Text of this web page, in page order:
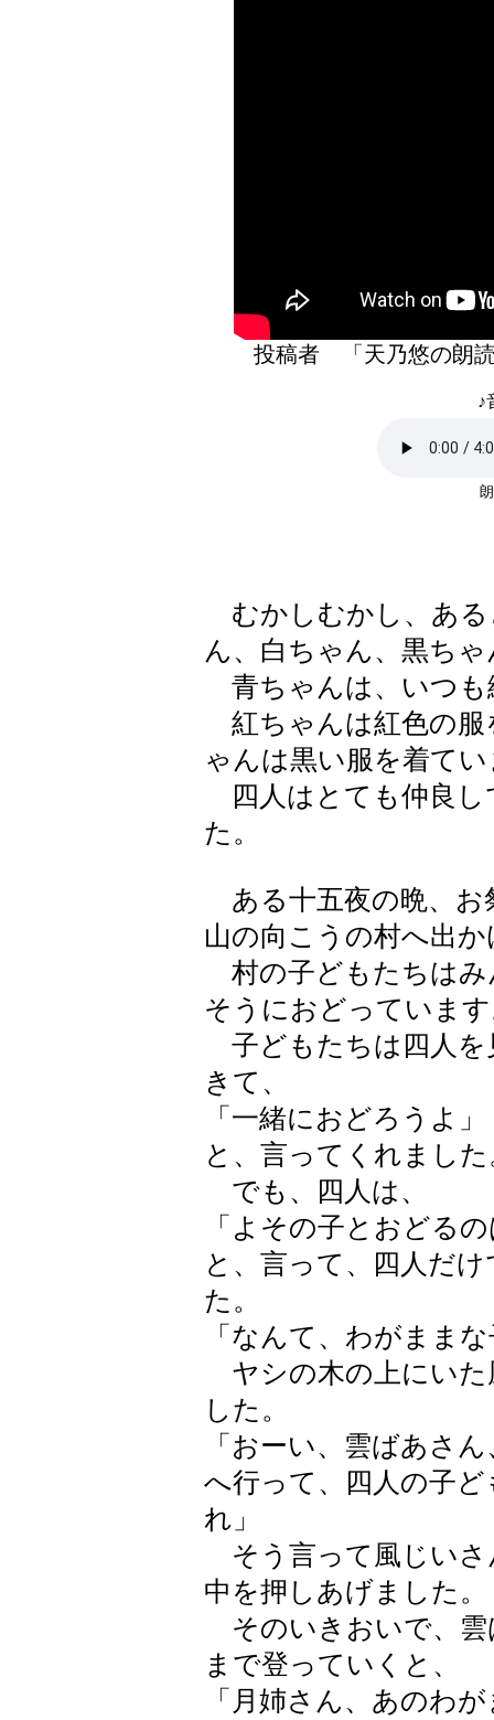
投稿者 「天乃悠の
♪
むかしむかし、ある
ん、白ちゃん、黒ち
青ちゃんは、いつも
紅ちゃんは紅色の服
ゃんは黒い服を着て
四人はとても仲良し
た。
ある十五夜の晩、お
山の向こうの村へ出
村の子どもたちはみ
そうにおどっていま
子どもたちは四人を
きて、
「一緒におどろうよ」
と、言ってくれました
でも、四人は、
「よその子とおどる
と、言って、四人だ
た。
「なんて、わがまま
ヤシの木の上にいた
した。
「おーい、雲ばあさ
へ行って、四人の子
れ」
そう言って風じいさ
中を押しあげました。
そのいきおいで、雲
まで登っていくと、
「月姉さん、あのわ